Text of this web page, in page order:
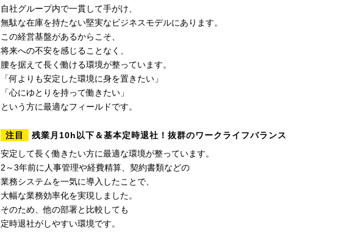
自社グループ内で一貫して手がけ、
無駄な在庫を持たない堅実なビジネスモデルにあります。
この経営基盤があるからこそ、
将来への不安を感じることなく、
腰を据えて長く働ける環境が整っています。
「何よりも安定した環境に身を置きたい」
「心にゆとりを持って働きたい」
という方に最適なフィールドです。
注目
残業月10h以下＆基本定時退社！抜群のワークライフバランス
安定して長く働きたい方に最適な環境が整っています。
2～3年前に人事管理や経費精算、契約書類などの
業務システムを一気に導入したことで、
大幅な業務効率化を実現しました。
そのため、他の部署と比較しても
定時退社がしやすい環境です。